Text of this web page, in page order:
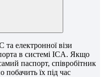
та електронної візи
в системі ICA. Якщо
паспорт, співробітник
побачить їх під час